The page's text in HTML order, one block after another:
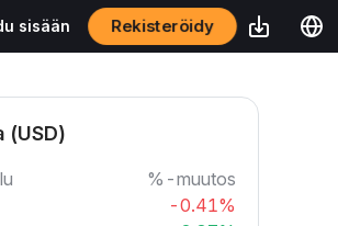
sisään Rekisteröidy
(USD)
%-muutos
-0.41%